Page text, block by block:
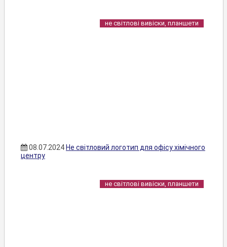
не світлові вивіски, планшети
08.07.2024 Не світловий логотип для офісу хімічного
центру
не світлові вивіски, планшети